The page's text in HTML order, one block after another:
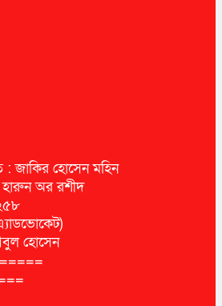
: জাকির হোসেন মহিন
হারুন অর রশীদ
হোসেন